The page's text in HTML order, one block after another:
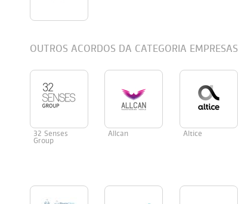
OUTROS ACORDOS DA CATEGORIA EMPRESAS
32 Senses
Group
Allcan Altice
Persol
Polaroid
Vogue
Ray-Ban
Vogue Eyewear
Persol
Ray-Ban
Polaroid Kids
Ray Ban Junior